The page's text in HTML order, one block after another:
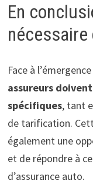
En
Face à
assureurs
spécifiques, tant
de tarification.
également une
et de répondre à
d’assurance auto.